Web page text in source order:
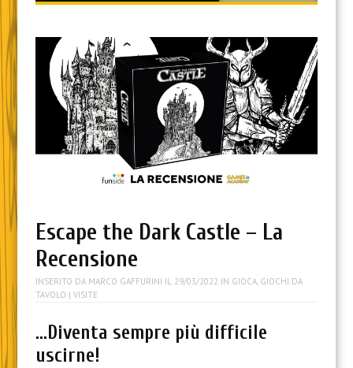
content
Escape the Dark Castle – La
Recensione
INSERITO DA MARCO GAFFURINI IL 29/03/2022 IN GIOCA, GIOCHI DA
TAVOLO | VISITE
…Diventa sempre più difficile
uscirne!